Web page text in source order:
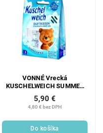
VONNÉ Vrecká
KUSCHELWEICH SUMMER
4,80 € bez DPH
5,90 €
Do košíka